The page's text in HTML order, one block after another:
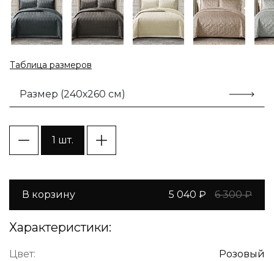
Таблица размеров
Размер (240х260 см)
1 шт.
В корзину 5 040 ₽ 6 300 ₽
Характеристики:
Цвет:
Розовый